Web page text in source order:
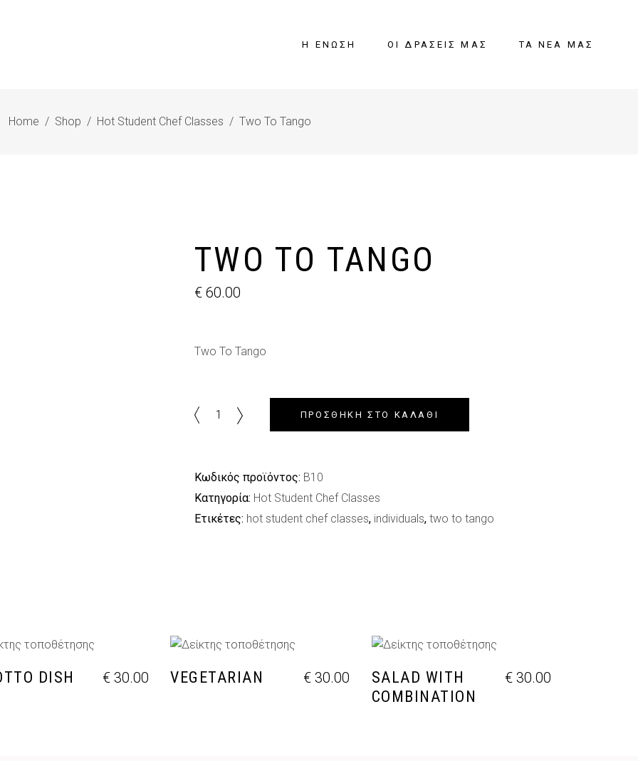
Η ΈΝΩΣΗ ΟΙ ΔΡΆΣΕΙΣ ΜΑΣ ΤΑ ΝΈΑ ΜΑΣ
Home / Shop / Hot Student Chef Classes / Two To Tango
TWO TO TANGO
€ 60.00
Two To Tango
Two
To
ΠΡΟΣΘΉΚΗ ΣΤΟ ΚΑΛΆΘΙ
Κωδικός προϊόντος: B10
Κατηγορία: Hot Student Chef Classes
Ετικέτες: hot student chef classes, individuals, two to tango
ΣΤΟ ΚΑΛΆΘΙ
DISH €30.00
ΠΡΟΣΘΉΚΗ ΣΤΟ ΚΑΛΆΘΙ
VEGETARIAN € 30.00
ΠΡΟΣΘΉΚΗ ΣΤΟ ΚΑΛΆΘΙ
SALAD WITH
COMBINATION
€30.00